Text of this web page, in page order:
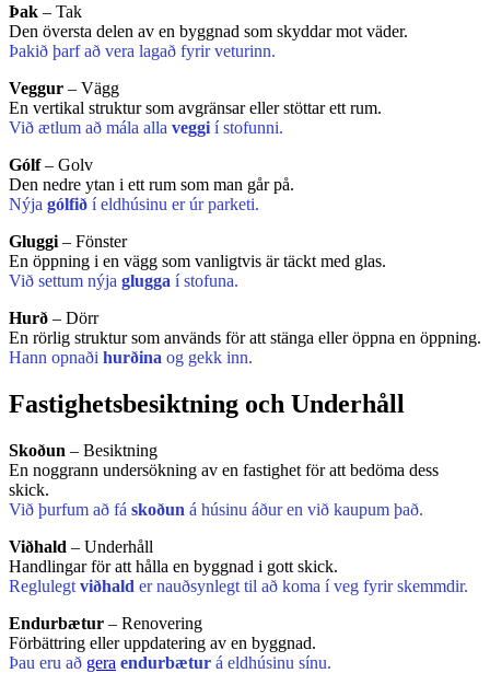
Þak – Tak
Den översta delen av en byggnad som skyddar mot väder.
Þakið þarf að vera lagað fyrir veturinn.
Veggur – Vägg
En vertikal struktur som avgränsar eller stöttar ett rum.
Við ætlum að mála alla veggi í stofunni.
Gólf– Golv
Den nedre ytan i ett rum som man går på.
Nýja gólfið í eldhúsinu er úr parketi.
Gluggi – Fönster
En öppning i en vägg som vanligtvis är täckt med glas.
Við settum nýja glugga í stofuna.
Hurð – Dörr
En rörlig struktur som används för att stänga eller öppna en öppning.
Hann opnaði hurðina og gekk inn.
Fastighetsbesiktning och Underhåll
Skoðun – Besiktning
En noggrann undersökning av en fastighet för att bedöma dess
skick.
Við þurfum að fá skoðun á húsinu áður en við kaupum það.
Viðhald – Underhåll
Handlingar för att hålla en byggnad i gott skick.
Reglulegt viðhald er nauðsynlegt til að koma í veg fyrir skemmdir.
Endurbætur – Renovering
Förbättring eller uppdatering av en byggnad.
Þau eru að gera endurbætur á eldhúsinu sínu.